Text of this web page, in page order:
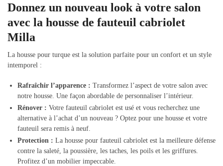
Donnez un nouveau look à votre salon
avec la housse de fauteuil cabriolet
Milla
La housse pour turque est la solution parfaite pour un confort et un style
intemporel :
Rafraîchir l’apparence : Transformez l’aspect de votre salon avec
notre housse. Une façon abordable de personnaliser l’intérieur.
Rénover : Votre fauteuil cabriolet est usé et vous recherchez une
alternative à l’achat d’un nouveau ? Optez pour une housse et votre
fauteuil sera remis à neuf.
Protection : La housse pour fauteuil cabriolet est la meilleure défense
contre la saleté, la poussière, les taches, les poils et les griffures.
Profitez d’un mobilier impeccable.